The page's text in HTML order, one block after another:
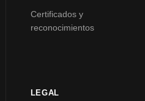
Certificados y
reconocimientos
LEGAL